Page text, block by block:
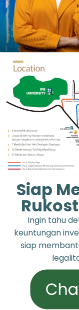
Siap
Ingin tahu
keuntungan
siap